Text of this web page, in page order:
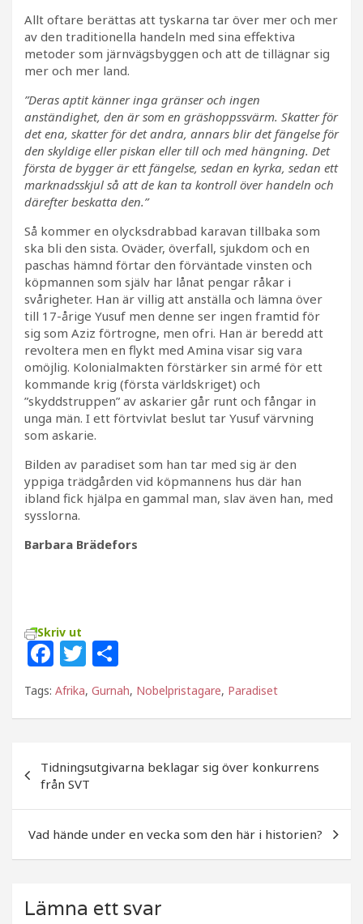
Allt oftare berättas att tyskarna tar över mer och mer
av den traditionella handeln med sina effektiva
metoder som järnvägsbyggen och att de tillägnar sig
mer och mer land.
”Deras aptit känner inga gränser och ingen
anständighet, den är som en gräshoppssvärm. Skatter för
det ena, skatter för det andra, annars blir det fängelse för
den skyldige eller piskan eller till och med hängning. Det
första de bygger är ett fängelse, sedan en kyrka, sedan ett
marknadsskjul så att de kan ta kontroll över handeln och
därefter beskatta den.”
Så kommer en olycksdrabbad karavan tillbaka som
ska bli den sista. Oväder, överfall, sjukdom och en
paschas hämnd förtar den förväntade vinsten och
köpmannen som själv har lånat pengar råkar i
svårigheter. Han är villig att anställa och lämna över
till 17-årige Yusuf men denne ser ingen framtid för
sig som Aziz förtrogne, men ofri. Han är beredd att
revoltera men en flykt med Amina visar sig vara
omöjlig. Kolonialmakten förstärker sin armé för ett
kommande krig (första världskriget) och
”skyddstruppen” av askarier går runt och fångar in
unga män. I ett förtvivlat beslut tar Yusuf värvning
som askarie.
Bilden av paradiset som han tar med sig är den
yppiga trädgården vid köpmannens hus där han
ibland fick hjälpa en gammal man, slav även han, med
sysslorna.
Barbara Brädefors
Skriv ut
F
a
c
e
b
o
o
k
T
w
itt
e
r
el
a
Tags: Afrika, Gurnah, Nobelpristagare, Paradiset
Tidningsutgivarna beklagar sig över konkurrens
från SVT
Vad hände under en vecka som den här i historien?
Lämna ett svar